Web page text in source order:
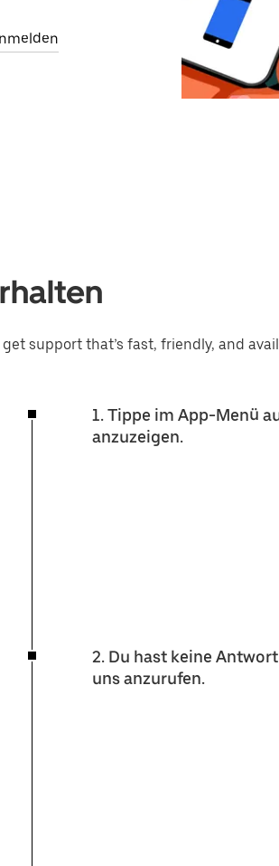
support that’s fast, friendly, and
1. Tippe im App-Menü
anzuzeigen.
2. Du hast keine
uns anzurufen.